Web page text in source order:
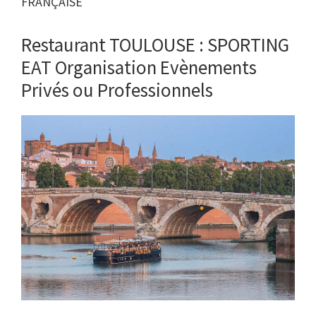
Restaurant TOULOUSE : SPORTING
EAT Organisation Evènements
Privés ou Professionnels